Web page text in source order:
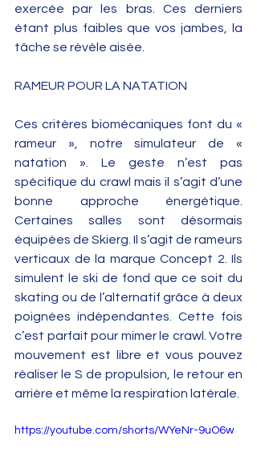
exercée par les bras. Ces derniers
étant plus faibles que vos jambes, la
tâche se révèle aisée.
RAMEUR POUR LA NATATION
Ces critères biomécaniques font du «
rameur », notre simulateur de «
natation ». Le geste n’est pas
spécifique du crawl mais il s’agit d’une
bonne approche énergétique.
Certaines salles sont désormais
équipées de Skierg. Il s’agit de rameurs
verticaux de la marque Concept 2. Ils
simulent le ski de fond que ce soit du
skating ou de l’alternatif grâce à deux
poignées indépendantes. Cette fois
c’est parfait pour mimer le crawl. Votre
mouvement est libre et vous pouvez
réaliser le S de propulsion, le retour en
https://youtube.com/shorts/WYeNr-9uO6w